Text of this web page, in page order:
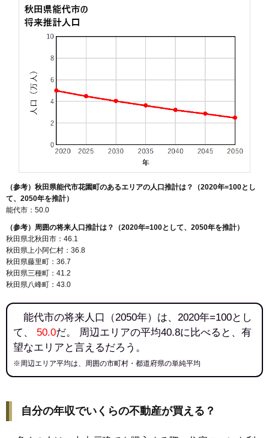
（参考）秋田県能代市花園町のあるエリアの人口推計は？（2020年=100とし
て、2050年を推計）
能代市：50.0
（参考）周囲の将来人口推計は？（2020年=100として、2050年を推計）
秋田県北秋田市：46.1
秋田県上小阿仁村：36.8
秋田県藤里町：36.7
秋田県三種町：41.2
秋田県八峰町：43.0
能代市の将来人口（2050年）は、2020年=100とし
て、 50.0だ。 周辺エリアの平均40.8に比べると、有
望なエリアと言えるだろう。
※周辺エリア平均は、周囲の市町村・都道府県の単純平均
自分の年収でいくらの不動産が買える？